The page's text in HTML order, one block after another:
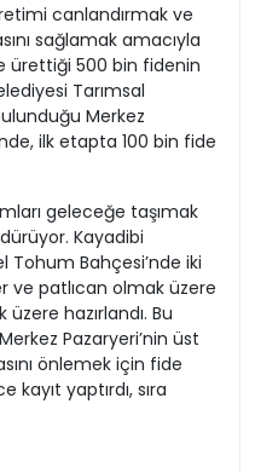
canlandırmak ve
sağlamak amacıyla
ürettiği 500 bin fidenin
Tarımsal
Merkez
ilk etapta 100 bin fide
geleceğe taşımak
Kayadibi
Tohum Bahçesi’nde iki
patlıcan olmak üzere
hazırlandı. Bu
Pazaryeri’nin üst
önlemek için fide
yaptırdı, sıra